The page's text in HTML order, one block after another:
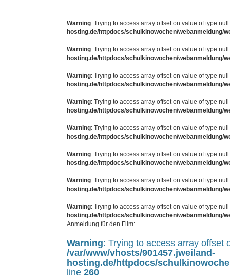
Warning: Trying to access array offset on value of type
hosting.de/httpdocs/schulkinowochen/webanmeldung/
Warning: Trying to access array offset on value of type
hosting.de/httpdocs/schulkinowochen/webanmeldung/
Warning: Trying to access array offset on value of type
hosting.de/httpdocs/schulkinowochen/webanmeldung/
Warning: Trying to access array offset on value of type
hosting.de/httpdocs/schulkinowochen/webanmeldung/
Warning: Trying to access array offset on value of type
hosting.de/httpdocs/schulkinowochen/webanmeldung/
Warning: Trying to access array offset on value of type
hosting.de/httpdocs/schulkinowochen/webanmeldung/
Warning: Trying to access array offset on value of type
hosting.de/httpdocs/schulkinowochen/webanmeldung/
Warning: Trying to access array offset on value of type
hosting.de/httpdocs/schulkinowochen/webanmeldung/
Anmeldung für den Film:
Warning: Trying to access array offset
/var/www/vhosts/901457.jweiland-
hosting.de/httpdocs/
line 260